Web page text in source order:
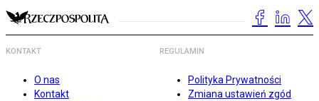
KONTAKT
O nas
Kontakt
REGULAMIN
Polityka Prywatności
Zmiana ustawień zgód